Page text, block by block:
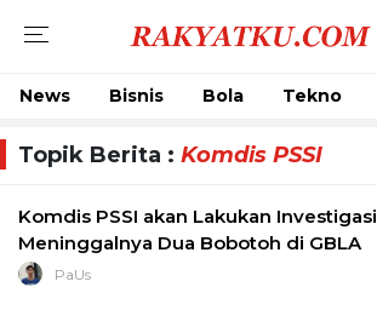
News Bisnis Bola Tekno
Topik Berita : Komdis PSSI
Komdis PSSI akan Lakukan Investigasi
Meninggalnya Dua Bobotoh di GBLA
PaUs